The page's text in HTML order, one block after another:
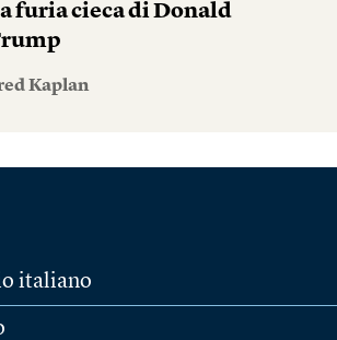
furia cieca di Donald
Kaplan
italiano